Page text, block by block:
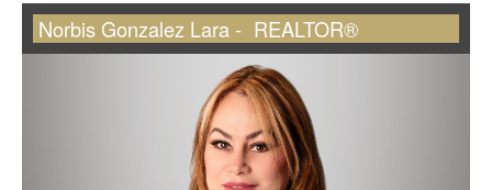
Norbis Gonzalez Lara - REALTOR®